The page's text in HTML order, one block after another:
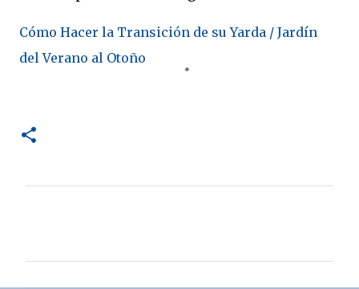
Cómo Hacer la Transición de su Yarda / Jardín
del Verano al Otoño